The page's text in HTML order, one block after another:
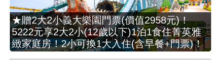
★贈2大2小義大樂園門票(價值2958元)！
5222元享2大2小(12歲以下)1泊1食住菁英雅
緻家庭房！2小可換1大入住(含早餐+門票)！